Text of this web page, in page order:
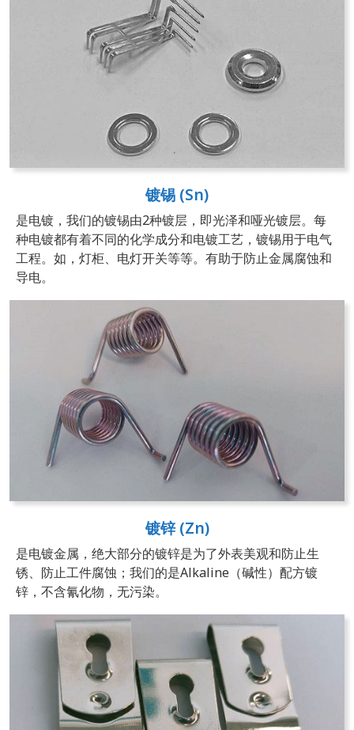
镀锡 (Sn)
是电镀，我们的镀锡由2种镀层，即光泽和哑光镀层。每
种电镀都有着不同的化学成分和电镀工艺，镀锡用于电气
工程。如，灯柜、电灯开关等等。有助于防止金属腐蚀和
导电。
镀锌 (Zn)
是电镀金属，绝大部分的镀锌是为了外表美观和防止生
锈、防止工件腐蚀；我们的是Alkaline（碱性）配方镀
锌，不含氰化物，无污染。